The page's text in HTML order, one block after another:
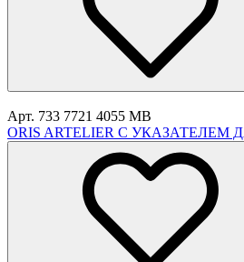
Арт. 733 7721 4055 MB
ORIS ARTELIER С УКАЗАТЕЛЕМ